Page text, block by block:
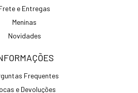
e Entregas
Meninas
Novidades
Frequentes
e Devoluções